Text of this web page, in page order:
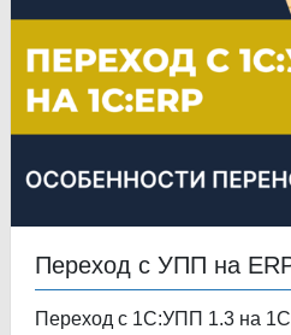
Переход с УПП на
Переход с 1С:УПП 1.3 на